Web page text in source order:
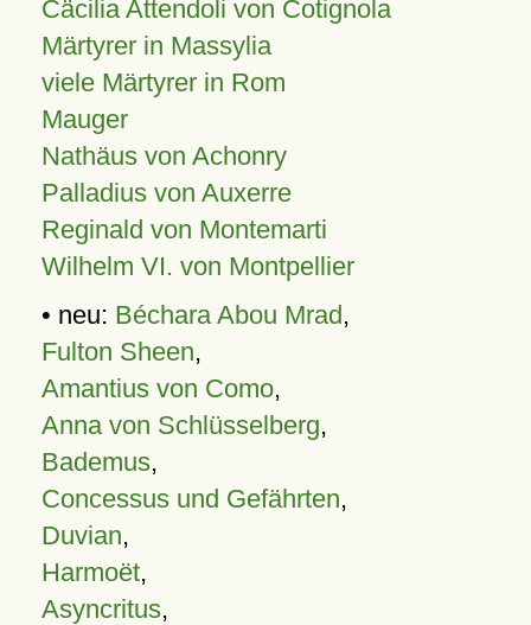
Cäcilia Attendoli von Cotignola
Märtyrer in Massylia
viele Märtyrer in Rom
Mauger
Nathäus von Achonry
Palladius von Auxerre
Reginald von Montemarti
Wilhelm VI. von Montpellier
• neu: Béchara Abou Mrad,
Fulton Sheen,
Amantius von Como,
Anna von Schlüsselberg,
Bademus,
Concessus und Gefährten,
Duvian,
Harmoët,
Asyncritus,